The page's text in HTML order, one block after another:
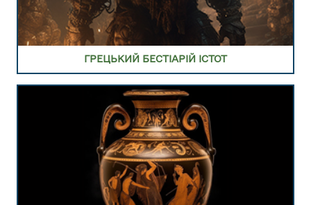
ГРЕЦЬКИЙ БЕСТІАРІЙ ІСТОТ
ПЕРЕЙТИ В РОЗДІЛ ГРЕЦЬКІ РИТУАЛИ, СВЯТА ТА